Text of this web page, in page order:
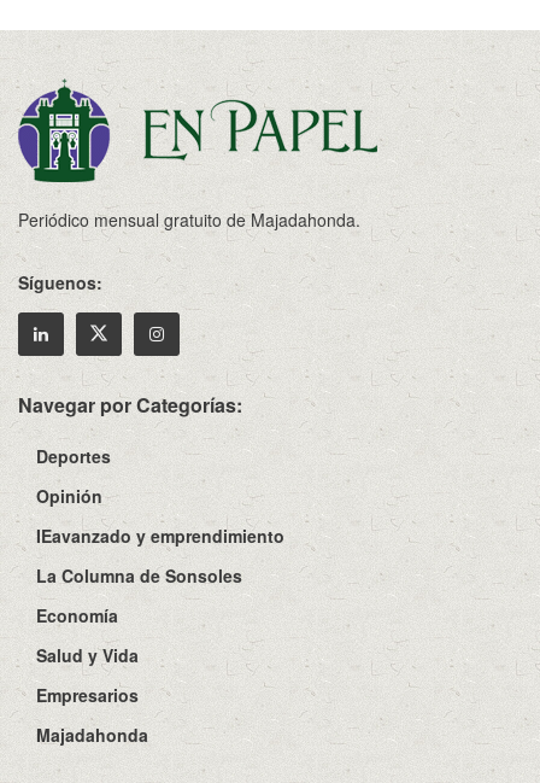
Periódico mensual gratuito de Majadahonda.
Síguenos:
Navegar por Categorías:
Deportes
Opinión
IEavanzado y emprendimiento
La Columna de Sonsoles
Economía
Salud y Vida
Empresarios
Majadahonda